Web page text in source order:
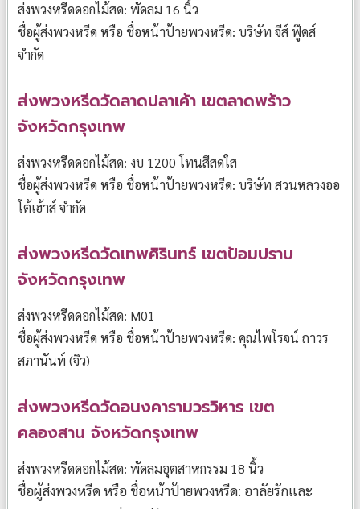
ส่งพวงหรีดดอกไม้สด: พัดลม 16 นิ้ว
ชื่อผู้ส่งพวงหรีด หรือ ชื่อหน้าป้ายพวงหรีด: บริษัท จีส์ ฟู๊ดส์
จำกัด
ส่งพวงหรีดวัดลาดปลาเค้า เขตลาดพร้าว
จังหวัดกรุงเทพ
ส่งพวงหรีดดอกไม้สด: งบ 1200 โทนสีสดใส
ชื่อผู้ส่งพวงหรีด หรือ ชื่อหน้าป้ายพวงหรีด: บริษัท สวนหลวงออ
โต้เฮ้าส์ จำกัด
ส่งพวงหรีดวัดเทพศิรินทร์ เขตป้อมปราบ
จังหวัดกรุงเทพ
ส่งพวงหรีดดอกไม้สด: M01
ชื่อผู้ส่งพวงหรีด หรือ ชื่อหน้าป้ายพวงหรีด: คุณไพโรจน์ ถาวร
สภานันท์ (จิว)
ส่งพวงหรีดวัดอนงคารามวรวิหาร เขต
คลองสาน จังหวัดกรุงเทพ
ส่งพวงหรีดดอกไม้สด: พัดลมอุตสาหกรรม 18 นิ้ว
ชื่อผู้ส่งพวงหรีด หรือ ชื่อหน้าป้ายพวงหรีด: อาลัยรักและ